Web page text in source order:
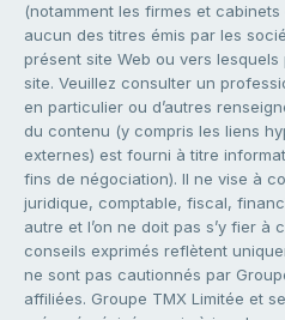
(notamment les firmes et
aucun des titres émis par les
présent site Web ou vers
site. Veuillez consulter un
en particulier ou d’autres
du contenu (y compris les liens
externes) est fourni à titre
fins de négociation). Il ne vise à
juridique, comptable, fiscal,
autre et l’on ne doit pas s’y fier à
conseils exprimés reflètent
ne sont pas cautionnés par
affiliées. Groupe TMX Limitée et